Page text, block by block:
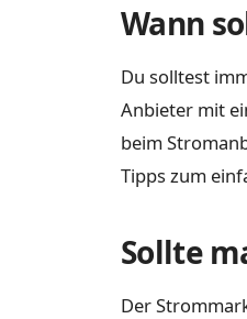
Wann
Du solltest
Anbieter mit
beim
Tipps zum
Sollte
Der